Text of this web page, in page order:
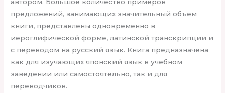
предложений, занимающих значительный объем
книги, представлены одновременно в
иероглифической форме, латинской транскрипции и
с переводом на русский язык. Книга предназначена
как для изучающих японский язык в учебном
заведении или самостоятельно, так и для
переводчиков.